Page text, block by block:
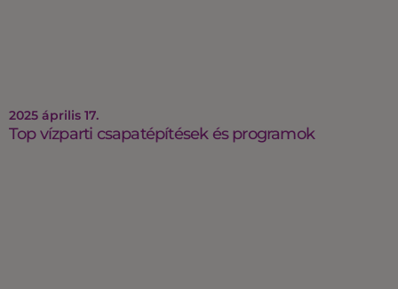
2025 április 17.
Top vízparti csapatépítések és programok